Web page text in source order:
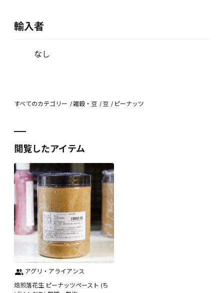
輸入者
なし
すべてのカテゴリー 雑穀・豆 豆 ピーナッツ
閲覧したアイテム
アグリ・アライアンス
焙煎落花生 ピーナッツペースト (ち